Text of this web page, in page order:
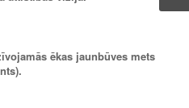
ēkas jaunbūves mets